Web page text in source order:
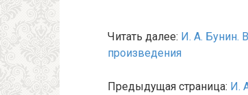
Читать далее: И. А. Бунин.
произведения
Предыдущая страница: И.